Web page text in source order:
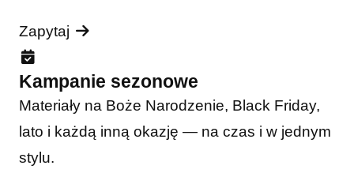
Zapytaj
Kampanie sezonowe
Materiały na Boże Narodzenie, Black Friday,
lato i każdą inną okazję — na czas i w jednym
stylu.